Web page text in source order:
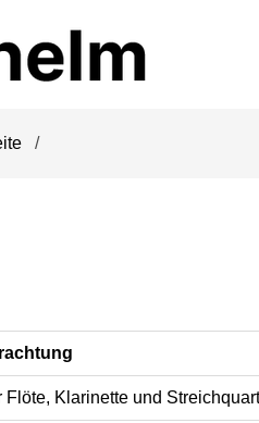
Flöte, Klarinette und